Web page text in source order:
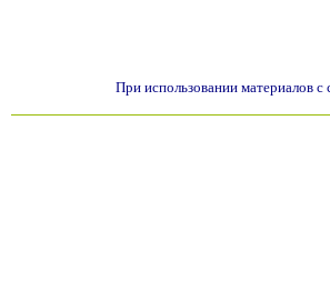
При использовании материалов с